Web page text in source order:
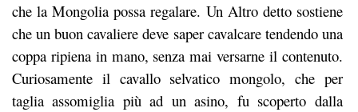
che la Mongolia possa regalare. Un Altro detto sostiene
che un buon cavaliere deve saper cavalcare tendendo una
coppa ripiena in mano, senza mai versarne il contenuto.
Curiosamente il cavallo selvatico mongolo, che per
taglia assomiglia più ad un asino, fu scoperto dalla